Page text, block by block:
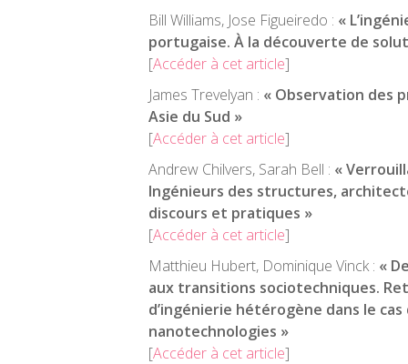
Bill Williams, Jose Figueiredo : «
portugaise. À la découverte de
[Accéder à cet article]
James Trevelyan : « Observation des
Asie du Sud »
[Accéder à cet article]
Andrew Chilvers, Sarah Bell : «
Ingénieurs des structures,
discours et pratiques »
[Accéder à cet article]
Matthieu Hubert, Dominique Vinck : «
aux transitions sociotechniques.
d’ingénierie hétérogène dans le
nanotechnologies »
[Accéder à cet article]